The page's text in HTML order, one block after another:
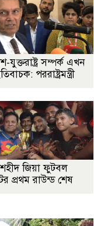
যুক্তরাষ্ট্র সম্পর্ক এখন
পররাষ্ট্রমন্ত্রী
জিয়া ফুটবল
প্রথম রাউন্ড শেষ